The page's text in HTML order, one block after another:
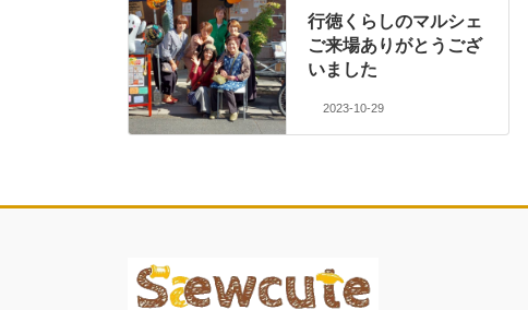
行徳くらしのマルシェ
ご来場ありがとうござ
いました
2023-10-29